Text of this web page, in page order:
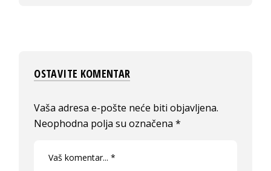
OSTAVITE KOMENTAR
Vaša adresa e-pošte neće biti objavljena.
Neophodna polja su označena*